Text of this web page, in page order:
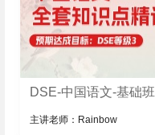
DSE-中国语文-基础班
主讲老师：Rainbow